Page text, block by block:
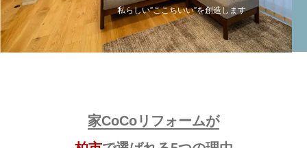
私らしい”ここちいい”を創造します
家CoCoリフォームが